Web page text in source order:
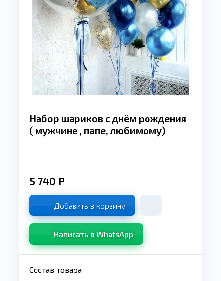
Набор шариков с днём рождения
( мужчине , папе, любимому)
5 740 Р
Добавить в корзину
Написать в WhatsApp
Состав товара